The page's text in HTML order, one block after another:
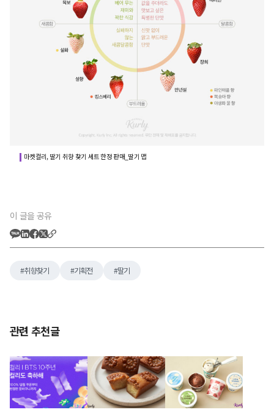
마켓컬리, 딸기 취향 찾기 세트 한정 판매_딸기 맵
이 글을 공유
취향찾기 기획전 딸기
관련 추천글